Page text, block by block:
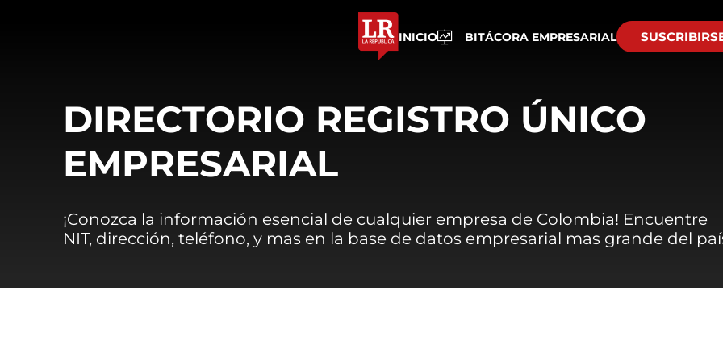
INICIO BITÁCORA EMPRESARIAL
DIRECTORIO REGISTRO ÚNICO
EMPRESARIAL
¡Conozca la información esencial de cualquier empresa de Colombia! Encuentre
NIT, dirección, teléfono, y mas en la base de datos empresarial mas grande del